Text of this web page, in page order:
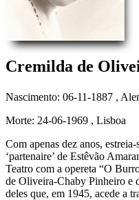
Cremilda de
Nascimento: 06-11-1887 ,
Morte: 24-06-1969 , Lisboa
Com apenas dez anos,
‘partenaire’ de Estêvão
Teatro com a opereta “O
de Oliveira-Chaby Pinheiro e
deles que, em 1945, acede a